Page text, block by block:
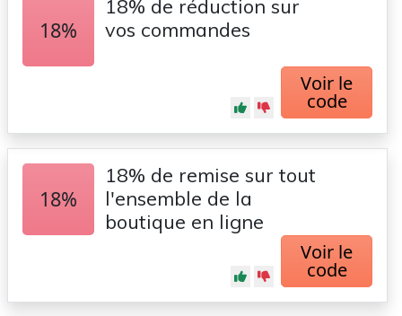
18%
18% de réduction sur
vos commandes
Voir le
code
18%
18% de remise sur tout
l'ensemble de la
boutique en ligne
Voir le
code